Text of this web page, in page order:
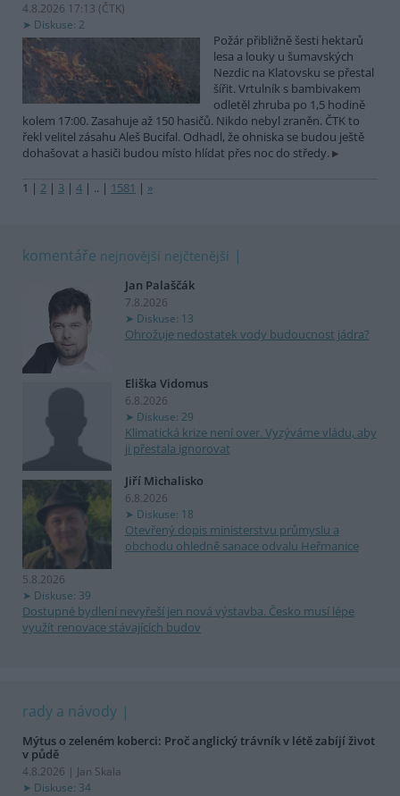
4.8.2026 17:13 (ČTK)
Diskuse: 2
Požár přibližně šesti hektarů
lesa a louky u šumavských
Nezdic na Klatovsku se přestal
šířit. Vrtulník s bambivakem
odletěl zhruba po 1,5 hodině
kolem 17:00. Zasahuje až 150 hasičů. Nikdo nebyl zraněn. ČTK to
řekl velitel zásahu Aleš Bucifal. Odhadl, že ohniska se budou ještě
dohašovat a hasiči budou místo hlídat přes noc do středy.
1 | 2 | 3 | 4 | .. | 1581 | »
komentáře nejnovější nejčtenější
Jan Palaščák
7.8.2026
Diskuse: 13
Ohrožuje nedostatek vody budoucnost jádra?
Eliška Vidomus
6.8.2026
Diskuse: 29
Klimatická krize není over. Vyzýváme vládu, aby
ji přestala ignorovat
Jiří Michalisko
6.8.2026
Diskuse: 18
Otevřený dopis ministerstvu průmyslu a
obchodu ohledně sanace odvalu Heřmanice
5.8.2026
Diskuse: 39
Dostupné bydlení nevyřeší jen nová výstavba. Česko musí lépe
využít renovace stávajících budov
rady a návody
Mýtus o zeleném koberci: Proč anglický trávník v létě zabíjí život
v půdě
4.8.2026 | Jan Skala
Diskuse: 34